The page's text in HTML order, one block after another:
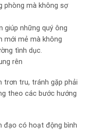
phòng mà không sợ
giúp những quý ông
mới mẻ mà không
tình dục.
rên
trơn tru, tránh gặp phải
theo các bước hướng
đạo có hoạt động bình